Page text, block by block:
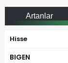
Artanlar
Hisse
BIGEN